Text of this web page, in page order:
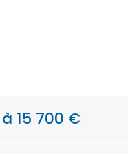
15 700 €